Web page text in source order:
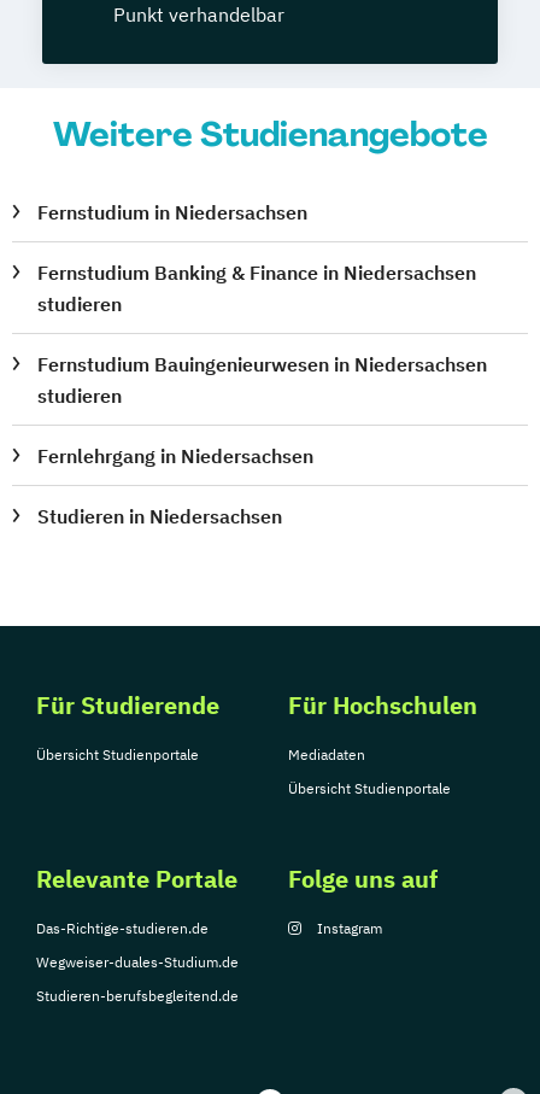
Punkt verhandelbar
Weitere Studienangebote
Fernstudium in Niedersachsen
Fernstudium Banking & Finance in Niedersachsen
studieren
Fernstudium Bauingenieurwesen in Niedersachsen
studieren
Fernlehrgang in Niedersachsen
Studieren in Niedersachsen
Für Studierende
Übersicht Studienportale
Für Hochschulen
Mediadaten
Übersicht Studienportale
Relevante Portale
Das-Richtige-studieren.de
Wegweiser-duales-Studium.de
Studieren-berufsbegleitend.de
Folge uns auf
Instagram